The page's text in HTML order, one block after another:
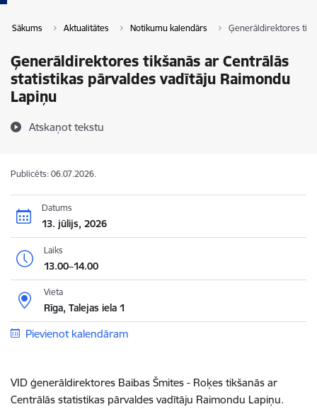
Sākums Aktualitātes Notikumu kalendārs Ģenerāldirektores
Ģenerāldirektores tikšanās ar Centrālās
statistikas pārvaldes vadītāju Raimondu
Lapiņu
Atskaņot tekstu
Publicēts: 06.07.2026.
Datums
13. jūlijs, 2026
Laiks
13.00–14.00
Vieta
Rīga, Talejas iela 1
Pievienot kalendāram
VID ģenerāldirektores Baibas Šmites - Roķes tikšanās ar
Centrālās statistikas pārvaldes vadītāju Raimondu Lapiņu.